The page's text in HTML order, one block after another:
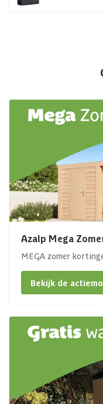
Azalp Mega
MEGA zomer
Bekijk de